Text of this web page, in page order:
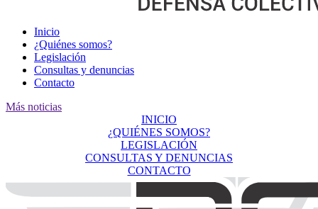
Inicio
¿Quiénes somos?
Legislación
Consultas y denuncias
Contacto
Más noticias
INICIO
¿QUIÉNES SOMOS?
LEGISLACIÓN
CONSULTAS Y DENUNCIAS
CONTACTO